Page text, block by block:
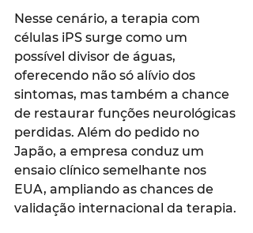
Nesse cenário, a terapia com
células iPS surge como um
possível divisor de águas,
oferecendo não só alívio dos
sintomas, mas também a chance
de restaurar funções neurológicas
perdidas. Além do pedido no
Japão, a empresa conduz um
ensaio clínico semelhante nos
EUA, ampliando as chances de
validação internacional da terapia.